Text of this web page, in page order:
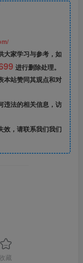
大家学习与参考，如
进行删除处理。
本站赞同其观点和对
违法的相关信息，访
效，请联系我们我们
收藏